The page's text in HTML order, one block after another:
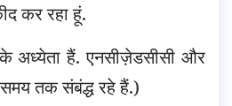
कर रहा हूं.
हैं. एनसीज़ेडसीसी और
तक संबंद्ध रहे हैं.)